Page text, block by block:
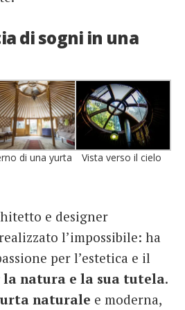
di sogni in una
di una yurta Vista verso il cielo
e designer
l’impossibile: ha
per l’estetica e il
la natura e la sua tutela.
naturale e moderna,